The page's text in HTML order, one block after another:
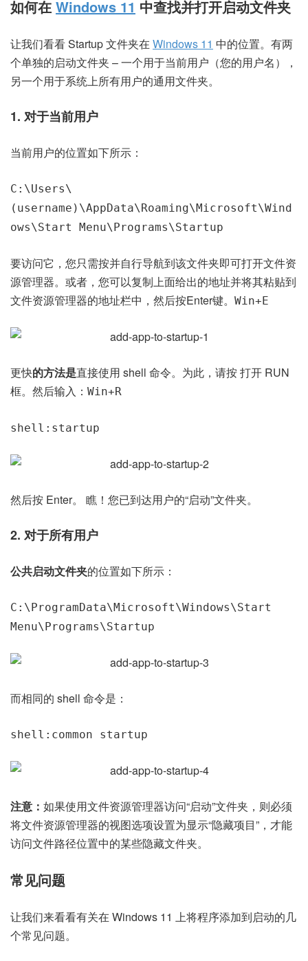
如何在 Windows 11 中查找并打开启动文件夹
让我们看看 Startup 文件夹在 Windows 11 中的位置。有两
个单独的启动文件夹 – 一个用于当前用户（您的用户名），
另一个用于系统上所有用户的通用文件夹。
1. 对于当前用户
当前用户的位置如下所示：
C:\Users\
(username)\AppData\Roaming\Microsoft\Wind
ows\Start Menu\Programs\Startup
要访问它，您只需按并自行导航到该文件夹即可打开文件资
源管理器。或者，您可以复制上面给出的地址并将其粘贴到
文件资源管理器的地址栏中，然后按Enter键。 Win+E
更快的方法是直接使用 shell 命令。为此，请按 打开 RUN
框。然后输入： Win+R
shell:startup
然后按 Enter。 瞧！您已到达用户的“启动”文件夹。
2. 对于所有用户
公共启动文件夹的位置如下所示：
C:\ProgramData\Microsoft\Windows\Start
Menu\Programs\Startup
而相同的 shell 命令是：
shell:common startup
注意： 如果使用文件资源管理器访问“启动”文件夹，则必须
将文件资源管理器的视图选项设置为显示“隐藏项目”，才能
访问文件路径位置中的某些隐藏文件夹。
常见问题
让我们来看看有关在 Windows 11 上将程序添加到启动的几
个常见问题。